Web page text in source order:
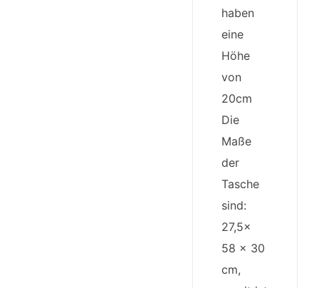
haben
eine
Höhe
von
20cm
Die
Maße
der
Tasche
sind:
27,5x
58 x 30
cm,